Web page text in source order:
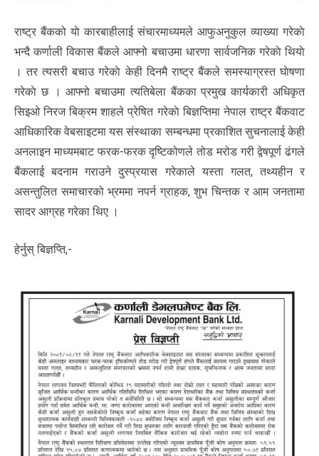
राष्ट्र बैंकको याे कारबाहीलाई संचारमाध्यमले आफुअनुकुल व्याख्या गरेकाे
भन्दै कर्णाली विकास बैंकले आफ्नो बचाउमा धारणा सार्वजनिक गरेकाे थियाे
। तर त्यसरी बचाउ गरेकाे केही दिनमै राष्ट्र बैंकले समस्याग्रस्त घाेषणा
गरेकाे छ । आफ्नो बचाउमा त्यतिबेला बैंकका प्रमुख कार्यकारी अधिकृत
सिइओ निरज बिक्रम शाहले प्रेषित गरेकाे बिज्ञप्तिमा नेपाल राष्ट्र बैंकवाट
आधिकारिक वेबसाइटमा यस संस्थाका सम्बन्धमा प्रकाशित सुचनालाई केही
अनलाइन माध्यमबाट फरक-फरक दृष्टिकोणले तोड मरोड गरी द्वेषपूर्ण ढंगले
बैंकलाई बदनाम गराउने दुस्प्रयास गरेकाले यस्ता गलत, तथ्यहीन र
असन्तुलित समाचारको भ्रममा नपर्न ग्राहक, शुभ चिन्तक र आम जनतामा
सादर आग्रह गरेका थिए ।
हेर्नुस् बिज्ञप्ति,-